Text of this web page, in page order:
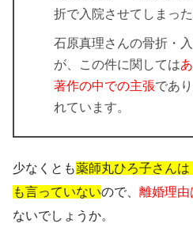
折で入院させてしまっ
石原真理さんの骨折・
が、この件に関しては
著作の中での主張であ
れています。
少なくとも薬師丸ひろ子さん
も言っていないので、 離婚理由
ないでしょうか。